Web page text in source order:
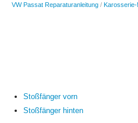
VW Passat Reparaturanleitung / Karosserie-
Stoßfänger vorn
Stoßfänger hinten